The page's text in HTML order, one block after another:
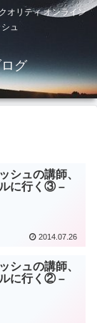
オリティ オンライン
ュ
グ
シュの講師、
に行く③ –
2014.07.26
シュの講師、
に行く② –